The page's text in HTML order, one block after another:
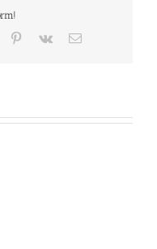
Pinterest
Vk Email